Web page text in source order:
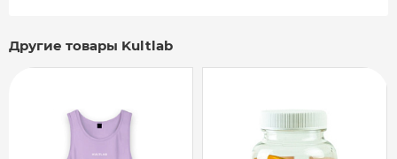
Другие товары Kultlab